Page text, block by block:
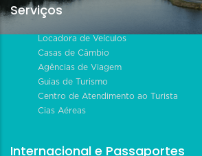
Serviços
Locadora de Veículos
Casas de Câmbio
Agências de Viagem
Guias de Turismo
Centro de Atendimento ao Turista
Cias Aéreas
Internacional e Passaportes